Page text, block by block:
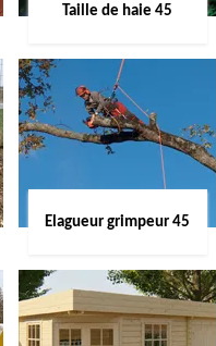
Taille de haie 45
Elagueur grimpeur 45